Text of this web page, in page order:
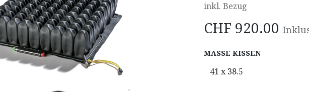
inkl. Bezug
CHF 920.00
MASSE KISSEN